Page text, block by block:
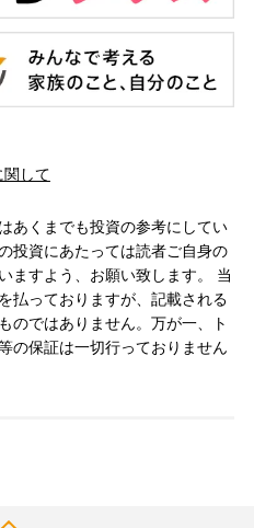
関して
あくまでも投資の参考にしてい
投資にあたっては読者ご自身の
ますよう、お願い致します。 当
払っておりますが、記載される
のではありません。万が一、ト
の保証は一切行っておりません